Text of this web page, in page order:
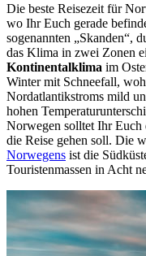
Die beste Reisezeit für
wo Ihr Euch gerade
sogenannten „Skanden“,
das Klima in zwei Zonen
Kontinentalklima im
Winter mit Schneefall,
Nordatlantikstroms mild
hohen
Norwegen solltet Ihr
die Reise gehen soll. Die
Norwegens ist die
Touristenmassen in Acht